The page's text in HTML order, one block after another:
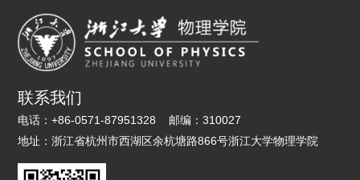
联系我们
电话：+86-0571-87951328 邮编：310027
地址：浙江省杭州市西湖区余杭塘路866号浙江大学物理学院